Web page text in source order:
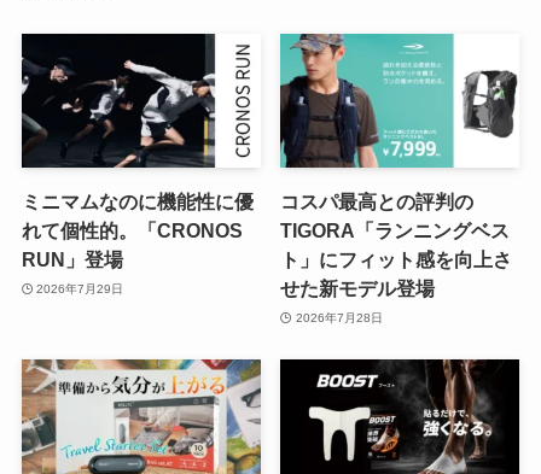
ミニマムなのに機能性に優
れて個性的。「CRONOS
RUN」登場
2026年7月29日
コスパ最高との評判の
TIGORA「ランニングベス
ト」にフィット感を向上さ
せた新モデル登場
2026年7月28日